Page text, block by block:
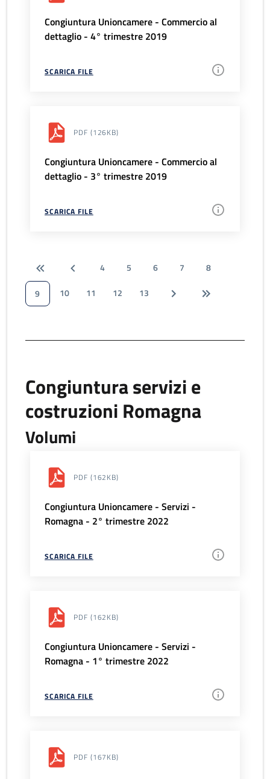
Congiuntura Unioncamere - Commercio al
dettaglio - 4° trimestre 2019
SCARICA FILE
PDF (126KB)
Congiuntura Unioncamere - Commercio al
dettaglio - 3° trimestre 2019
SCARICA FILE
4 5 6 7
8
9
10 11 12 13
Congiuntura servizi e
costruzioni Romagna
Volumi
PDF (162KB)
Congiuntura Unioncamere - Servizi -
Romagna - 2° trimestre 2022
SCARICA FILE
PDF (162KB)
Congiuntura Unioncamere - Servizi -
Romagna - 1° trimestre 2022
SCARICA FILE
PDF (167KB)